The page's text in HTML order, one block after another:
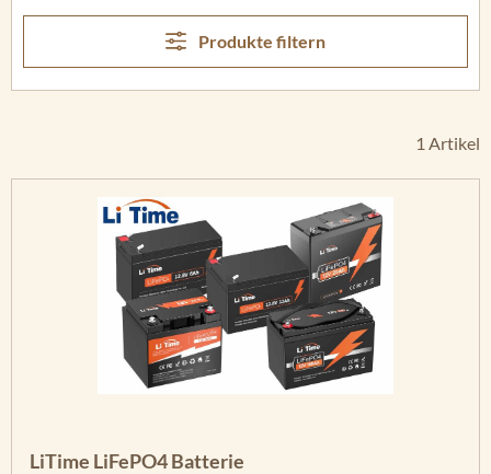
Produkte filtern
1 Artikel
LiTime LiFePO4 Batterie